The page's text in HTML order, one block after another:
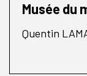
Musée du
Quentin